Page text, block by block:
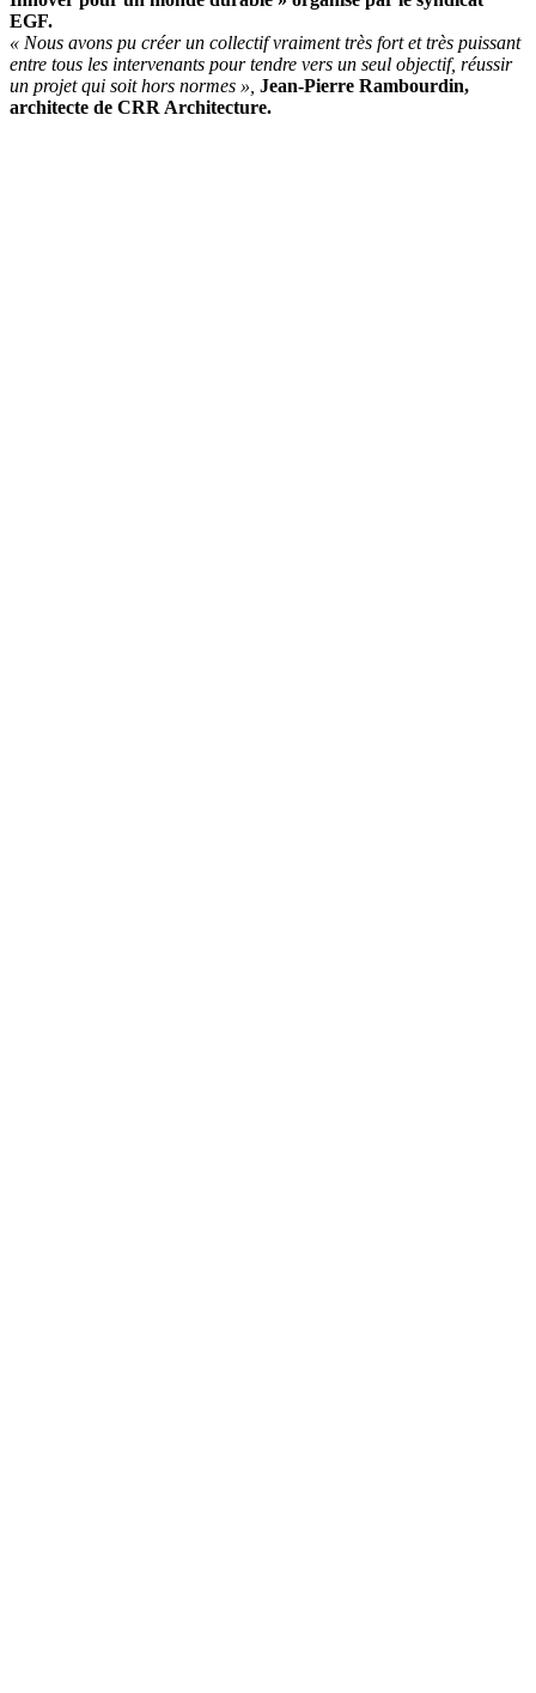
EGF.
« Nous avons pu créer un collectif vraiment très fort et très puissant
entre tous les intervenants pour tendre vers un seul objectif, réussir
un projet qui soit hors normes », Jean-Pierre Rambourdin,
architecte de CRR Architecture.